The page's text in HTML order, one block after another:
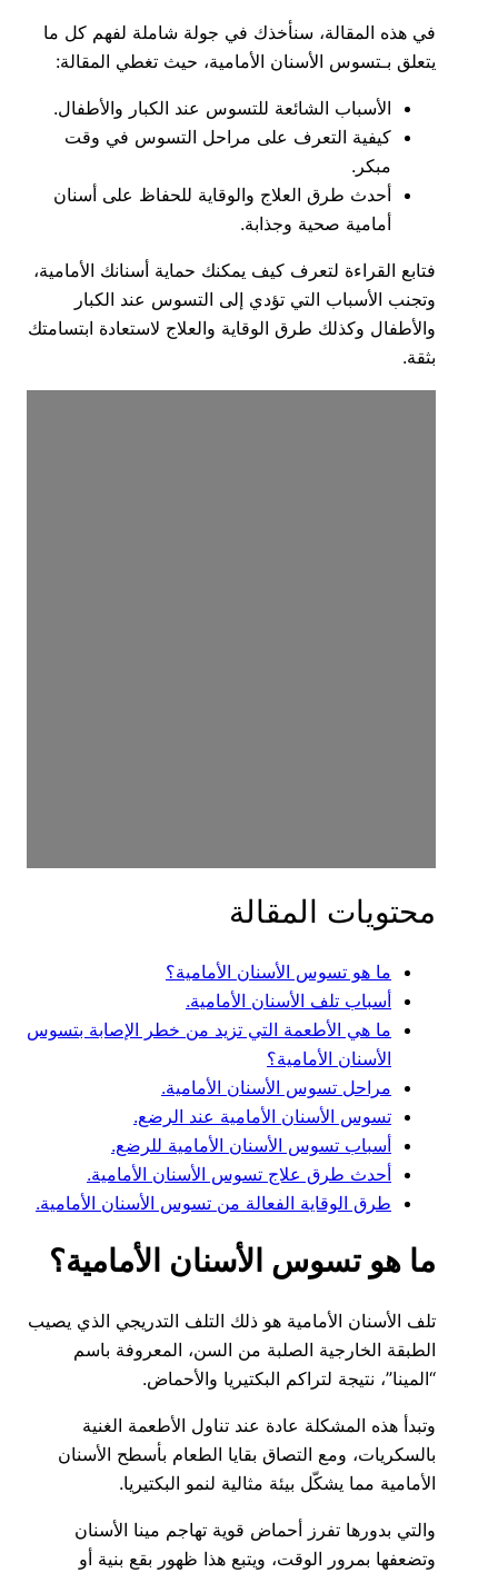
في هذه المقالة، سنأخذك في جولة شاملة لفهم كل ما
يتعلق بـتسوس الأسنان الأمامية، حيث تغطي المقالة:
الأسباب الشائعة للتسوس عند الكبار والأطفال.
كيفية التعرف على مراحل التسوس في وقت
مبكر.
أحدث طرق العلاج والوقاية للحفاظ على أسنان
أمامية صحية وجذابة.
فتابع القراءة لتعرف كيف يمكنك حماية أسنانك الأمامية،
وتجنب الأسباب التي تؤدي إلى التسوس عند الكبار
والأطفال وكذلك طرق الوقاية والعلاج لاستعادة ابتسامتك
بثقة.
محتويات المقالة
ما هو تسوس الأسنان الأمامية؟
أسباب تلف الأسنان الأمامية.
ما هي الأطعمة التي تزيد من خطر الإصابة بتسوس
الأسنان الأمامية؟
مراحل تسوس الأسنان الأمامية.
تسوس الأسنان الأمامية عند الرضع.
أسباب تسوس الأسنان الأمامية للرضع.
أحدث طرق علاج تسوس الأسنان الأمامية.
طرق الوقاية الفعالة من تسوس الأسنان الأمامية.
ما هو تسوس الأسنان الأمامية؟
تلف الأسنان الأمامية هو ذلك التلف التدريجي الذي يصيب
الطبقة الخارجية الصلبة من السن، المعروفة باسم
“المينا”، نتيجة لتراكم البكتيريا والأحماض.
وتبدأ هذه المشكلة عادة عند تناول الأطعمة الغنية
بالسكريات، ومع التصاق بقايا الطعام بأسطح الأسنان
الأمامية مما يشكّل بيئة مثالية لنمو البكتيريا.
والتي بدورها تفرز أحماض قوية تهاجم مينا الأسنان
وتضعفها بمرور الوقت، ويتبع هذا ظهور بقع بنية أو